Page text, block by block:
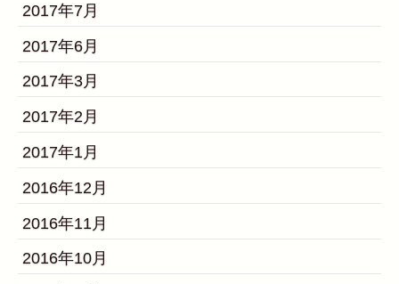
2017年7月
2017年6月
2017年3月
2017年2月
2017年1月
2016年12月
2016年11月
2016年10月